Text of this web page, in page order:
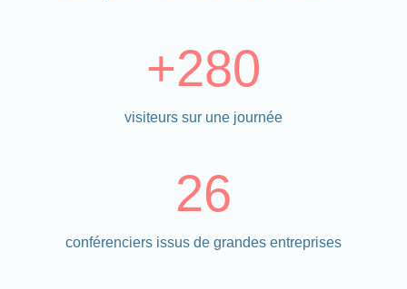
+280
visiteurs sur une journée
26
conférenciers issus de grandes entreprises